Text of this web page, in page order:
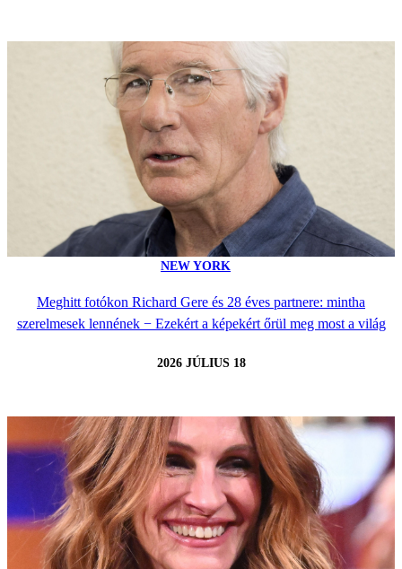
NEW YORK
Meghitt fotókon Richard Gere és 28 éves partnere: mintha
szerelmesek lennének − Ezekért a képekért őrül meg most a világ
2026 JÚLIUS 18